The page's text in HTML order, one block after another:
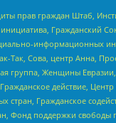
прав граждан Штаб,
Гражданский
информационных
Сова, центр Анна,
группа, Женщины
действие,
Гражданское
Фонд поддержки свободы